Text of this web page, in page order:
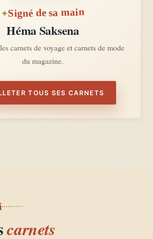
Signé de sa main
Héma Saksena
carnets de voyage et carnets de mode
du magazine.
TOUS SES CARNETS
carnets